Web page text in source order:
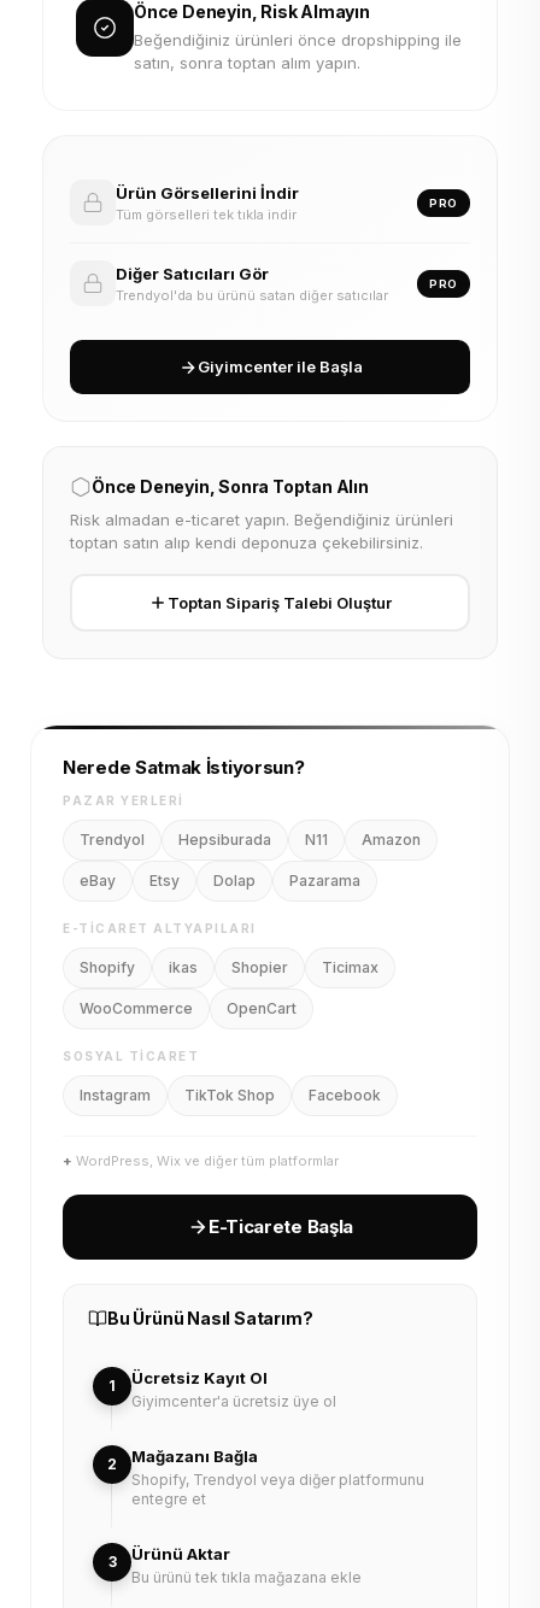
Önce Deneyin, Risk Almayın
Beğendiğiniz ürünleri önce dropshipping ile
satın, sonra toptan alım yapın.
Ürün Görsellerini İndir
Tüm görselleri tek tıkla indir
PRO
Diğer Satıcıları Gör
Trendyol'da bu ürünü satan diğer satıcılar
PRO
Giyimcenter ile Başla
Önce Deneyin, Sonra Toptan Alın
Risk almadan e-ticaret yapın. Beğendiğiniz ürünleri
toptan satın alıp kendi deponuza çekebilirsiniz.
Toptan Sipariş Talebi Oluştur
Nerede Satmak İstiyorsun?
PAZAR YERLERI
Trendyol Hepsiburada N11 Amazon
eBay Etsy Dolap Pazarama
E-TICARET ALTYAPILARI
Shopify ikas Shopier Ticimax
WooCommerce OpenCart
SOSYAL TICARET
Instagram TikTok Shop Facebook
+ WordPress, Wix ve diğer tüm platformlar
E-Ticarete Başla
Bu Ürünü Nasıl Satarım?
1 Ücretsiz Kayıt Ol
Giyimcenter'a ücretsiz üye ol
2 Mağazanı Bağla
Shopify, Trendyol veya diğer platformunu
entegre et
3 Ürünü Aktar
Bu ürünü tek tıkla mağazana ekle